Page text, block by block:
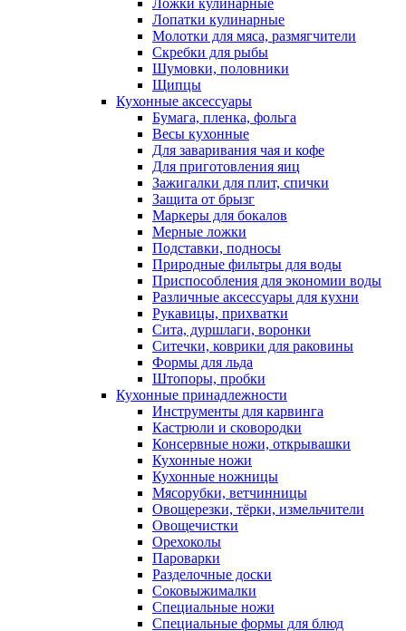
Ложки кулинарные
Лопатки кулинарные
Молотки для мяса, размягчители
Скребки для рыбы
Шумовки, половники
Щипцы
Кухонные аксессуары
Бумага, пленка, фольга
Весы кухонные
Для заваривания чая и кофе
Для приготовления яиц
Зажигалки для плит, спички
Защита от брызг
Маркеры для бокалов
Мерные ложки
Подставки, подносы
Природные фильтры для воды
Приспособления для экономии воды
Различные аксессуары для кухни
Рукавицы, прихватки
Сита, дуршлаги, воронки
Ситечки, коврики для раковины
Формы для льда
Штопоры, пробки
Кухонные принадлежности
Инструменты для карвинга
Кастрюли и сковородки
Консервные ножи, открывашки
Кухонные ножи
Кухонные ножницы
Мясорубки, ветчинницы
Овощерезки, тёрки, измельчители
Овощечистки
Орехоколы
Пароварки
Разделочные доски
Соковыжималки
Специальные ножи
Специальные формы для блюд